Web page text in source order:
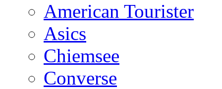
American Tourister
Asics
Chiemsee
Converse